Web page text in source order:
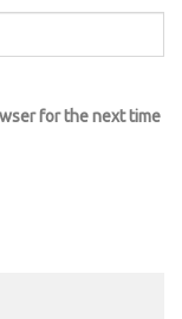
for the next time